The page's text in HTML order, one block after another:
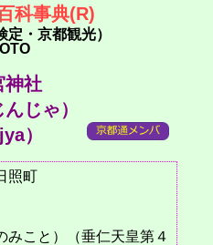
科事典(R)
定・京都観光）
神社
じゃ）
）
照町
みこと）（垂仁天皇第４